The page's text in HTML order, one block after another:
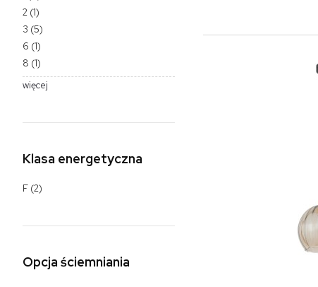
2 (1)
3 (5)
6 (1)
8 (1)
więcej
Klasa energetyczna
F (2)
Opcja ściemniania